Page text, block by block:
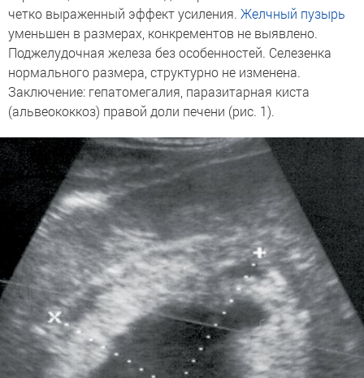
четко выраженный эффект усиления. Желчный пузырь
уменьшен в размерах, конкрементов не выявлено.
Поджелудочная железа без особенностей. Селезенка
нормального размера, структурно не изменена.
Заключение: гепатомегалия, паразитарная киста
(альвеококкоз) правой доли печени (рис. 1).